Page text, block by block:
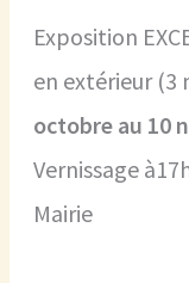
Exposition
en extérieur (3
octobre au 10
Vernissage
Mairie